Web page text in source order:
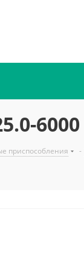
6000
приспособления -